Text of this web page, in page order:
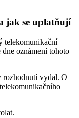
jak se uplatňují
telekomunikační
oznámení tohoto
rozhodnutí vydal. O